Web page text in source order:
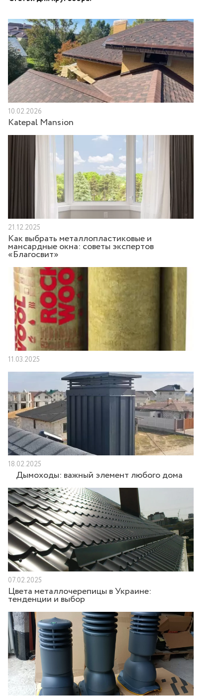
10.02.2026
Katepal Mansion
21.12.2025
Как выбрать металлопластиковые и
мансардные окна: советы экспертов
«Благосвит»
11.03.2025
18.02.2025
Дымоходы: важный элемент любого дома
07.02.2025
Цвета металлочерепицы в Украине:
тенденции и выбор